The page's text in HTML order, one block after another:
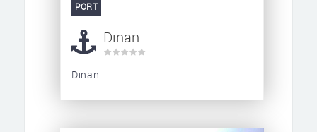
PORT
Dinan
Dinan